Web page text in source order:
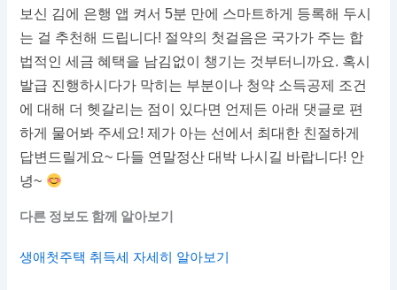
보신 김에 은행 앱 켜서 5분 만에 스마트하게 등록해 두시
는 걸 추천해 드립니다! 절약의 첫걸음은 국가가 주는 합
법적인 세금 혜택을 남김없이 챙기는 것부터니까요. 혹시
발급 진행하시다가 막히는 부분이나 청약 소득공제 조건
에 대해 더 헷갈리는 점이 있다면 언제든 아래 댓글로 편
하게 물어봐 주세요! 제가 아는 선에서 최대한 친절하게
답변드릴게요~ 다들 연말정산 대박 나시길 바랍니다! 안
녕~
다른 정보도 함께 알아보기
생애첫주택 취득세 자세히 알아보기